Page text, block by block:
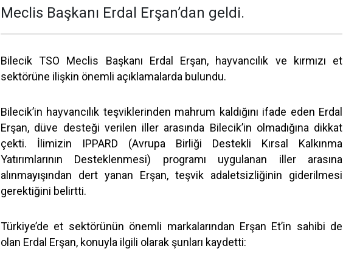
Meclis Başkanı Erdal Erşan’dan geldi.
Bilecik TSO Meclis Başkanı Erdal Erşan, hayvancılık ve kırmızı et
sektörüne ilişkin önemli açıklamalarda bulundu.
Bilecik’in hayvancılık teşviklerinden mahrum kaldığını ifade eden Erdal
Erşan, düve desteği verilen iller arasında Bilecik’in olmadığına dikkat
çekti. İlimizin IPPARD (Avrupa Birliği Destekli Kırsal Kalkınma
Yatırımlarının Desteklenmesi) programı uygulanan iller arasına
alınmayışından dert yanan Erşan, teşvik adaletsizliğinin giderilmesi
gerektiğini belirtti.
Türkiye’de et sektörünün önemli markalarından Erşan Et’in sahibi de
olan Erdal Erşan, konuyla ilgili olarak şunları kaydetti: